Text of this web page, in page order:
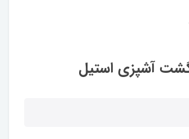
آشپزی استیل